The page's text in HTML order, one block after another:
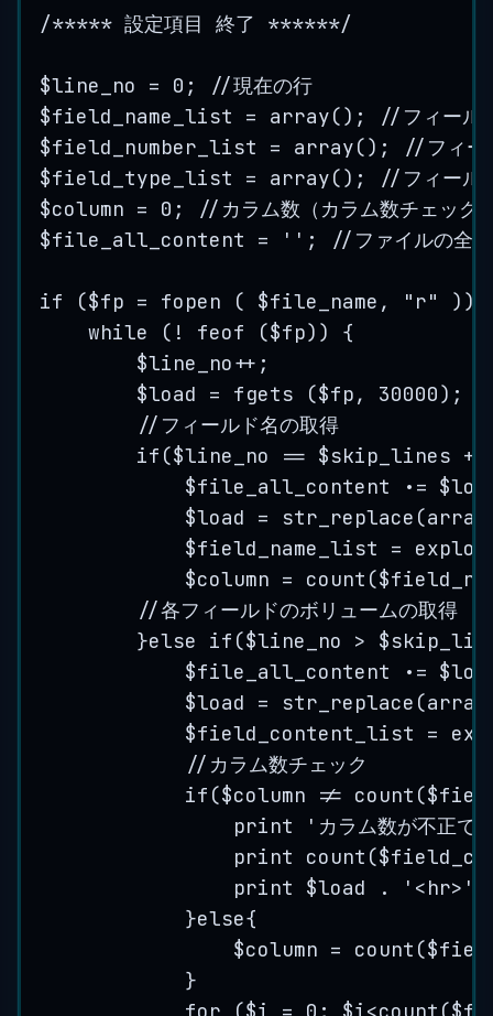
/***** 設定項目 終了 ******/
$line_no = 0; //現在の行
$field_name_list = array(); //フィールド
$field_number_list = array(); //フィールド
$field_type_list = array(); //フィールド
$column = 0; //カラム数（カラム数チェック
$file_all_content = ''; //ファイルの全内
if ($fp = fopen ( $file_name, "r" ))
while ( ! feof ($fp)) {
$line_no++;
$load
= fgets ($fp, 30000);
//フィールド名の取得
if ($line_no == $skip_lines +
$file_all_content
. =
$load
= str_replace (array
$field_name_list
=
$column = count (
//各フィールドのボリュームの取得
}else if ($line_no >
$file_all_content
. =
$load
= str_replace (array
$field_content_list
=
//カラム数チェック
if ($column != count (
print
' カラム数が不正で
print
count (
print
$load . ' <hr> '
}else{
$column = count (
}
for ($i = 0 ; $i <count (